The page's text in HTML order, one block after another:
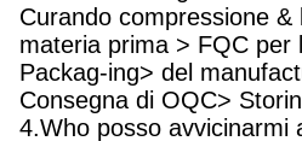
Curando compressione &
materia prima > FQC per
Packag-ing> del
Consegna di OQC>
4.Who posso avvicinarmi